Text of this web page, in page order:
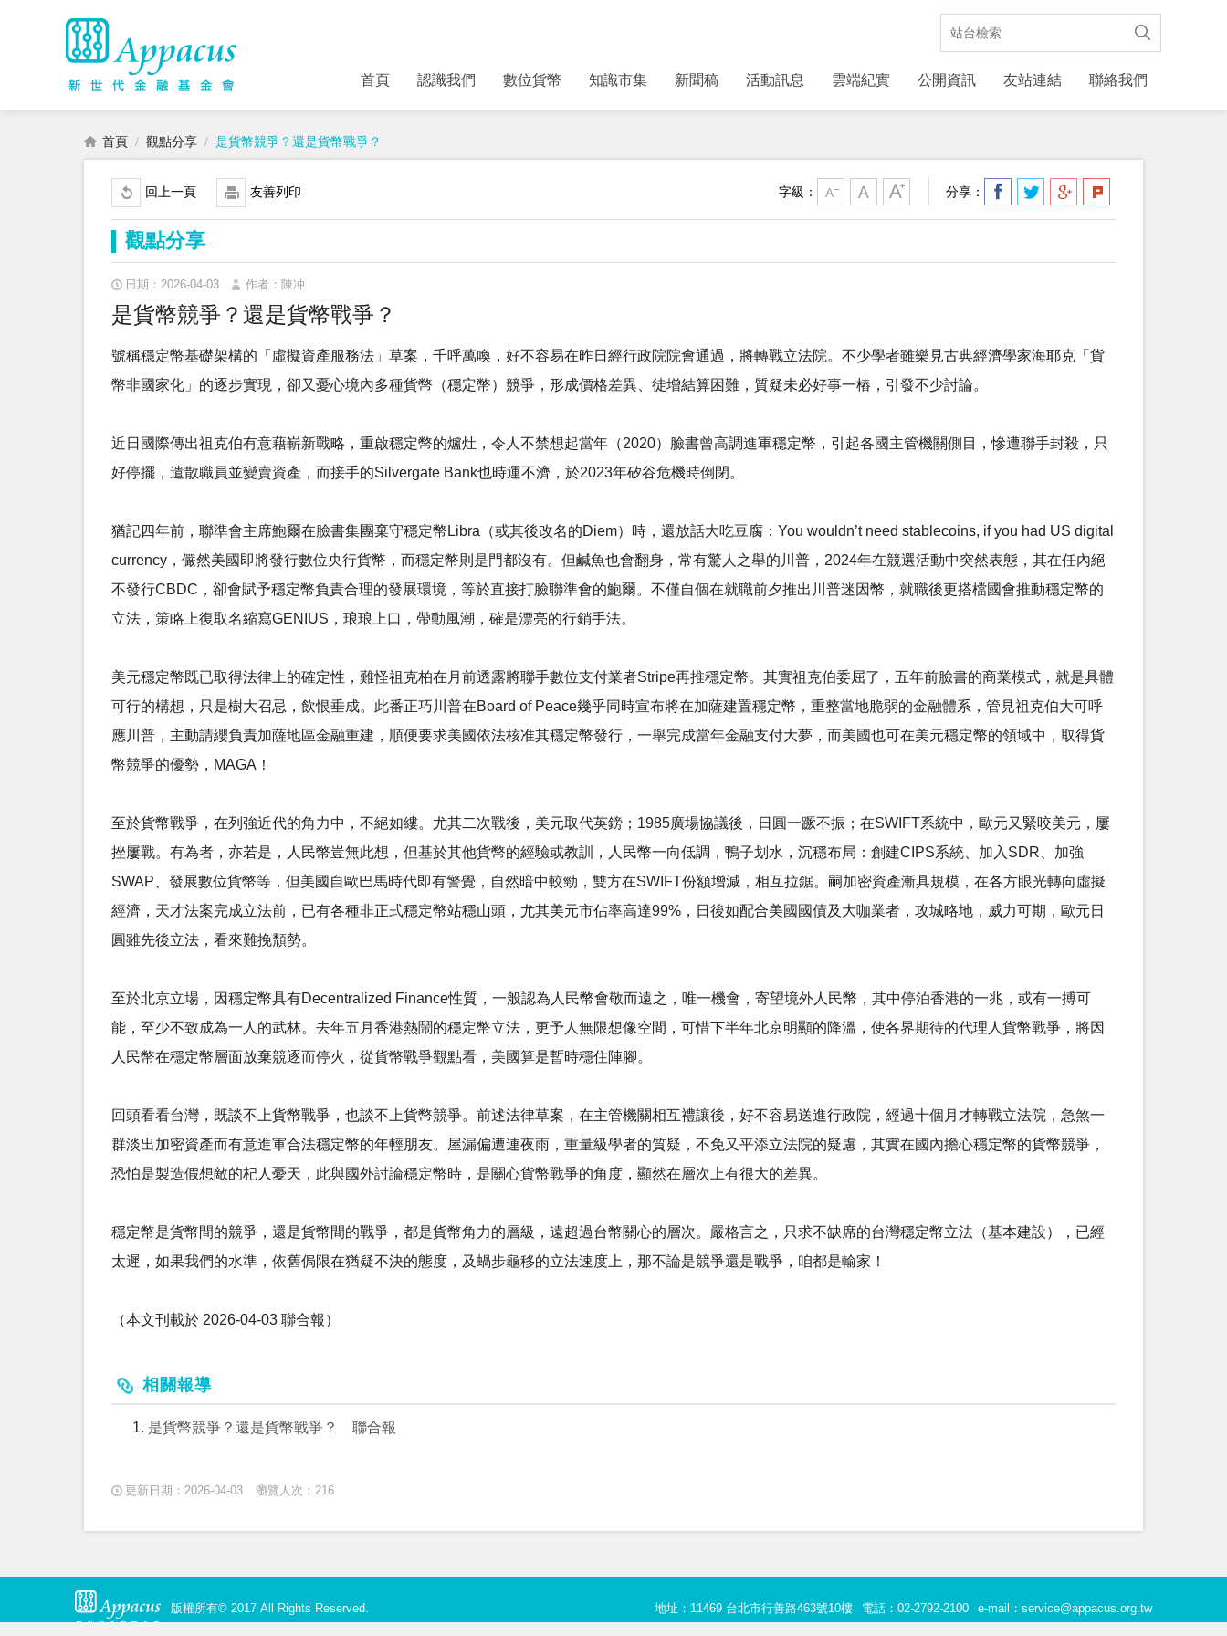
首頁 認識我們 數位貨幣 知識市集 新聞稿 活動訊息 雲端紀實 公開資訊 友站連結 聯絡我們
首頁 觀點分享 是貨幣競爭？還是貨幣戰爭？
回上一頁 友善列印 字級： 分享：
觀點分享
日期：2026-04-03 作者：陳冲
是貨幣競爭？還是貨幣戰爭？
號稱穩定幣基礎架構的「虛擬資產服務法」草案，千呼萬喚，好不容易在昨日經行政院院會通過，將轉戰立法院。不少學者雖樂見古典經濟學家海耶克「貨
幣非國家化」的逐步實現，卻又憂心境內多種貨幣（穩定幣）競爭，形成價格差異、徒增結算困難，質疑未必好事一樁，引發不少討論。
近日國際傳出祖克伯有意藉嶄新戰略，重啟穩定幣的爐灶，令人不禁想起當年（2020）臉書曾高調進軍穩定幣，引起各國主管機關側目，慘遭聯手封殺，只
好停擺，遣散職員並變賣資產，而接手的Silvergate Bank也時運不濟，於2023年矽谷危機時倒閉。
猶記四年前，聯準會主席鮑爾在臉書集團棄守穩定幣Libra（或其後改名的Diem）時，還放話大吃豆腐：You wouldn’t need stablecoins, if you had US digital
currency，儼然美國即將發行數位央行貨幣，而穩定幣則是門都沒有。但鹹魚也會翻身，常有驚人之舉的川普，2024年在競選活動中突然表態，其在任內絕
不發行CBDC，卻會賦予穩定幣負責合理的發展環境，等於直接打臉聯準會的鮑爾。不僅自個在就職前夕推出川普迷因幣，就職後更搭檔國會推動穩定幣的
立法，策略上復取名縮寫GENIUS，琅琅上口，帶動風潮，確是漂亮的行銷手法。
美元穩定幣既已取得法律上的確定性，難怪祖克柏在月前透露將聯手數位支付業者Stripe再推穩定幣。其實祖克伯委屈了，五年前臉書的商業模式，就是具體
可行的構想，只是樹大召忌，飲恨垂成。此番正巧川普在Board of Peace幾乎同時宣布將在加薩建置穩定幣，重整當地脆弱的金融體系，管見祖克伯大可呼
應川普，主動請纓負責加薩地區金融重建，順便要求美國依法核准其穩定幣發行，一舉完成當年金融支付大夢，而美國也可在美元穩定幣的領域中，取得貨
幣競爭的優勢，MAGA！
至於貨幣戰爭，在列強近代的角力中，不絕如縷。尤其二次戰後，美元取代英鎊；1985廣場協議後，日圓一蹶不振；在SWIFT系統中，歐元又緊咬美元，屢
挫屢戰。有為者，亦若是，人民幣豈無此想，但基於其他貨幣的經驗或教訓，人民幣一向低調，鴨子划水，沉穩布局：創建CIPS系統、加入SDR、加強
SWAP、發展數位貨幣等，但美國自歐巴馬時代即有警覺，自然暗中較勁，雙方在SWIFT份額增減，相互拉鋸。嗣加密資產漸具規模，在各方眼光轉向虛擬
經濟，天才法案完成立法前，已有各種非正式穩定幣站穩山頭，尤其美元市佔率高達99%，日後如配合美國國債及大咖業者，攻城略地，威力可期，歐元日
圓雖先後立法，看來難挽頹勢。
至於北京立場，因穩定幣具有Decentralized Finance性質，一般認為人民幣會敬而遠之，唯一機會，寄望境外人民幣，其中停泊香港的一兆，或有一搏可
能，至少不致成為一人的武林。去年五月香港熱鬧的穩定幣立法，更予人無限想像空間，可惜下半年北京明顯的降溫，使各界期待的代理人貨幣戰爭，將因
人民幣在穩定幣層面放棄競逐而停火，從貨幣戰爭觀點看，美國算是暫時穩住陣腳。
回頭看看台灣，既談不上貨幣戰爭，也談不上貨幣競爭。前述法律草案，在主管機關相互禮讓後，好不容易送進行政院，經過十個月才轉戰立法院，急煞一
群淡出加密資產而有意進軍合法穩定幣的年輕朋友。屋漏偏遭連夜雨，重量級學者的質疑，不免又平添立法院的疑慮，其實在國內擔心穩定幣的貨幣競爭，
恐怕是製造假想敵的杞人憂天，此與國外討論穩定幣時，是關心貨幣戰爭的角度，顯然在層次上有很大的差異。
穩定幣是貨幣間的競爭，還是貨幣間的戰爭，都是貨幣角力的層級，遠超過台幣關心的層次。嚴格言之，只求不缺席的台灣穩定幣立法（基本建設），已經
太遲，如果我們的水準，依舊侷限在猶疑不決的態度，及蝸步龜移的立法速度上，那不論是競爭還是戰爭，咱都是輸家！
（本文刊載於 2026-04-03 聯合報）
相關報導
是貨幣競爭？還是貨幣戰爭？ 聯合報
更新日期：2026-04-03 瀏覽人次：216
版權所有© 2017 All Rights Reserved. 地址：11469 台北市行善路463號10樓 電話：02-2792-2100 e-mail：service@appacus.org.tw